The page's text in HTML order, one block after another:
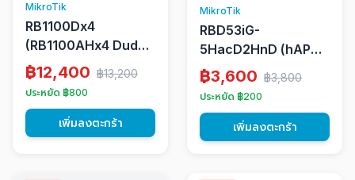
MikroTik
RB1100Dx4
(RB1100AHx4 Dude
Edition)
฿12,400 ฿13,200
ประหยัด ฿800
เพิ่มลงตะกร้า
MikroTik
RBD53iG-
5HacD2HnD (hAP
ac3)
฿3,600 ฿3,800
ประหยัด ฿200
เพิ่มลงตะกร้า